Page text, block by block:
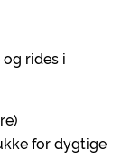
rides i
for dygtige